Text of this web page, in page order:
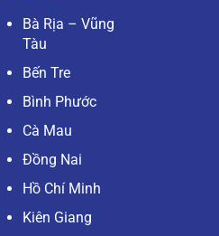
Bà Rịa – Vũng
Tàu
Bến Tre
Bình Phước
Cà Mau
Đồng Nai
Hồ Chí Minh
Kiên Giang